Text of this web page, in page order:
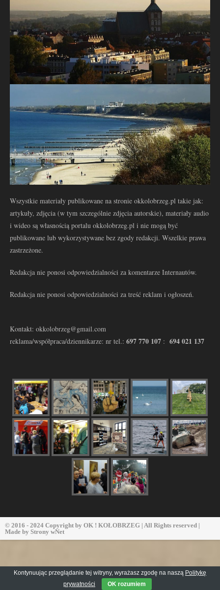
Wszystkie materiały publikowane na stronie okkolobrzeg.pl takie jak:
artykuły, zdjęcia (w tym szczególnie zdjęcia autorskie), materiały audio
i wideo są własnością portalu okkolobrzeg.pl i nie mogą być
publikowane lub wykorzystywane bez zgody redakcji. Wszelkie prawa
zastrzeżone.
Redakcja nie ponosi odpowiedzialności za komentarze Internautów.
Redakcja nie ponosi odpowiedzialności za treść reklam i ogłoszeń.
Kontakt: okkolobrzeg@gmail.com
reklama/współpraca/dziennikarze: nr tel.: 697 770 107 : 694 021 137
© 2016 - 2024 Copyright by OK ! KOŁOBRZEG | All Rights reserved |
Made by Strony wNet
Kontynuując przeglądanie tej witryny, wyrażasz zgodę na naszą Politykę
prywatności
OK rozumiem